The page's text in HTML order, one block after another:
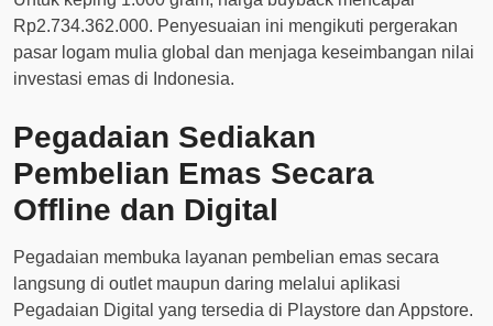
Rp2.734.362.000. Penyesuaian ini mengikuti pergerakan
pasar logam mulia global dan menjaga keseimbangan nilai
investasi emas di Indonesia.
Pegadaian Sediakan
Pembelian Emas Secara
Offline dan Digital
Pegadaian membuka layanan pembelian emas secara
langsung di outlet maupun daring melalui aplikasi
Pegadaian Digital yang tersedia di Playstore dan Appstore.